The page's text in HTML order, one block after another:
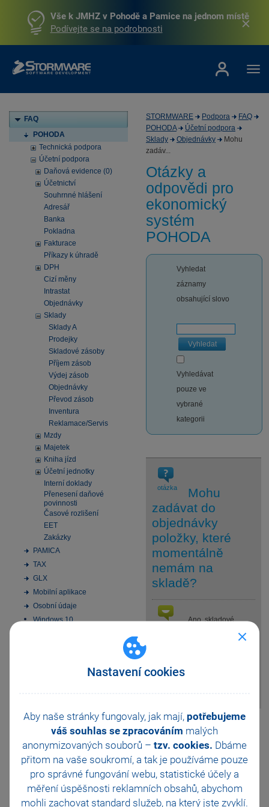
Nastavení cookies
Aby naše stránky fungovaly, jak mají, potřebujeme
váš souhlas se zpracováním malých
anonymizovaných souborů – tzv. cookies. Dbáme
přitom na vaše soukromí, a tak je používáme pouze
pro správné fungování webu, statistické účely a
měření úspěšnosti reklamních obsahů, abychom
mohli zachovat standard služeb, na který jste zvyklí.
Vše k JMHZ v Pohodě a Pamice na jednom místě
Podívejte se na podrobnosti
FAQ
POHODA
Technická podpora
Účetní podpora
Daňová evidence (0)
Účetnictví
Souhrnné hlášení
Adresář
Banka
Pokladna
Fakturace
Příkazy k úhradě
DPH
Cizí měny
Intrastat
Objednávky
Sklady
Sklady A
Prodejky
Skladové zásoby
Příjem zásob
Výdej zásob
Objednávky
Převod zásob
Inventura
Reklamace/Servis
Mzdy
Majetek
Kniha jízd
Účetní jednotky
Interní doklady
Přenesení daňové
povinnosti
Časové rozlišení
EET
Zakázky
PAMICA
TAX
GLX
Mobilní aplikace
Osobní údaje
Windows 10
Elektronická podání
Datové schránky
Obchodní činnost
33 vychytávek pro
automatizaci Pohody
Platební terminály
Doporučení pro zálohování
Zabezpečení
Příspěvkové organizace
STORMWARE Podpora
FAQ
POHODA
Účetní podpora
Sklady
Objednávky
Mohu
zadáv...
Otázky a
odpovědi pro
ekonomický
systém
POHODA
Vyhledat
záznamy
obsahující slovo
Vyhledat
Vyhledávat
pouze ve
vybrané
kategorii
otázka
Mohu
zadávat do
objednávky
položky, které
momentálně
nemám na
skladě?
Ano, skladové
položky můžete do
objednávek vkládat
zásob do objednávky
neovlivňuje stav zásob na
Pomohla Vám tato
odpověď?
Ano
Tisknout